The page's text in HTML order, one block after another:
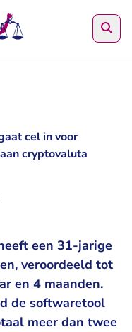
cel in voor
cryptovaluta
een 31-jarige
veroordeeld tot
en 4 maanden.
de softwaretool
meer dan twee